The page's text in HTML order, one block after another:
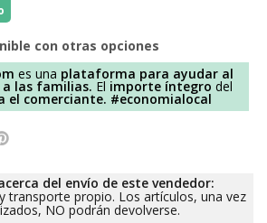
con otras opciones
es una plataforma para ayudar al
las familias. El importe íntegro del
el comerciante. #economialocal
del envío de este vendedor:
transporte propio. Los artículos, una vez
NO podrán devolverse.